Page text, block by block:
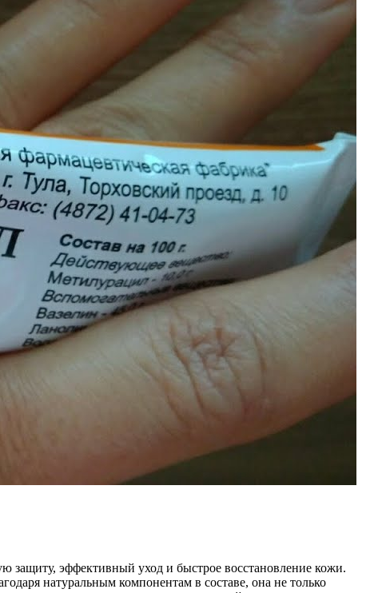
защиту, эффективный уход и быстрое восстановление кожи.
натуральным компонентам в составе, она не только